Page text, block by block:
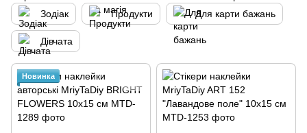
Зодіак Продукти Для карти бажань
Дівчата
Новинка